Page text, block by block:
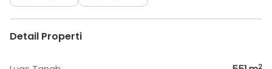
Detail Properti
2